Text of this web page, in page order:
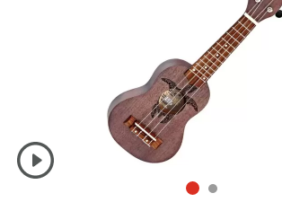
1 2